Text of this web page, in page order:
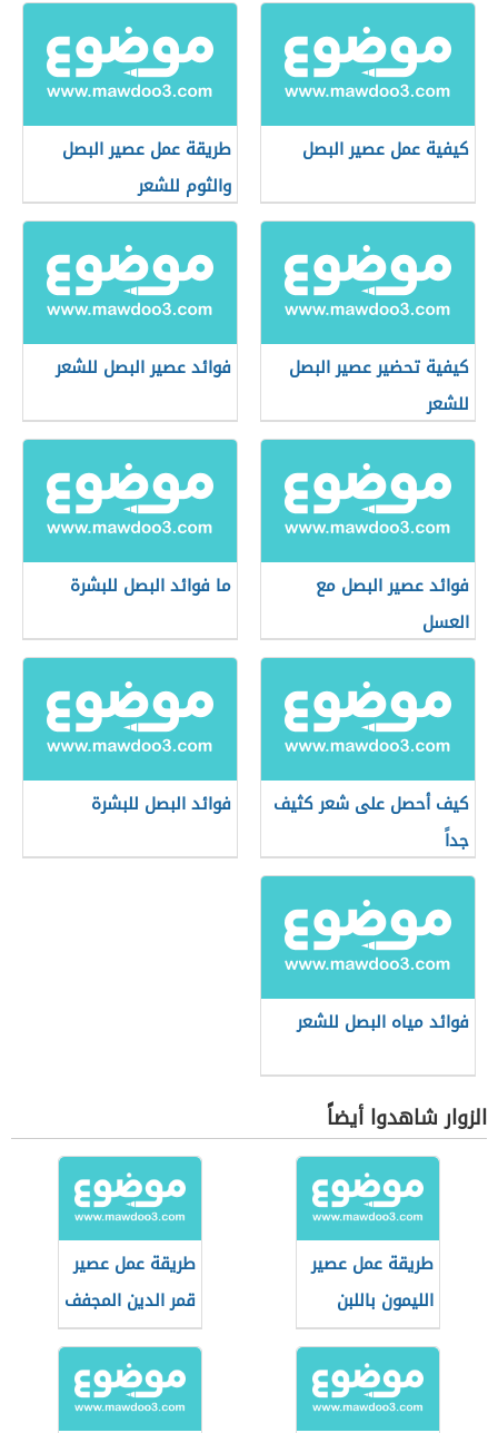
كيفية عمل عصير البصل
طريقة عمل عصير البصل
والثوم للشعر
كيفية تحضير عصير البصل
للشعر
فوائد عصير البصل للشعر
فوائد عصير البصل مع
العسل
ما فوائد البصل للبشرة
كيف أحصل على شعر كثيف
جداً
فوائد البصل للبشرة
فوائد مياه البصل للشعر
الزوار شاهدوا أيضاً
طريقة عمل عصير
الليمون باللبن
طريقة عمل عصير
قمر الدين المجفف